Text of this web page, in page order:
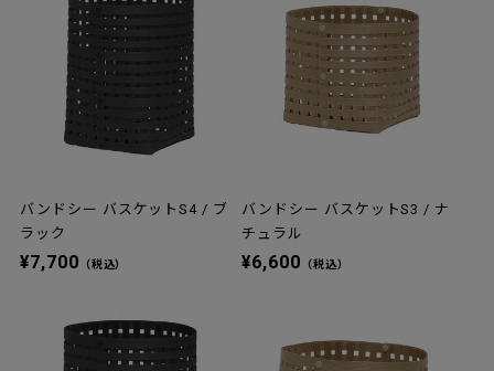
バンドシー バスケットS4 / ブ
ラック
¥7,700 （税込）
バンドシー バスケットS3 / ナ
チュラル
¥6,600 （税込）